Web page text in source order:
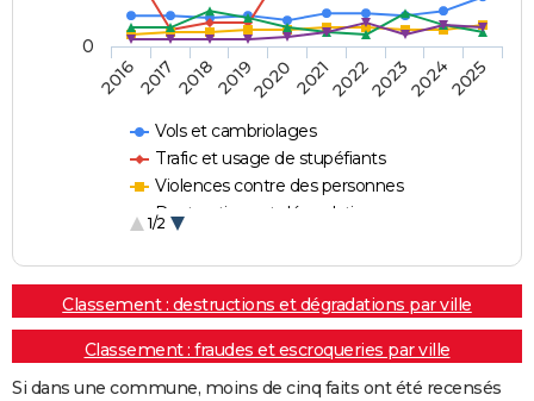
Vols et cambriolages
Trafic et usage de stupéfiants
Violences contre des personnes
Destructions et dégradations
1/2
2016201720182019202020212022202320242025
0
Classement : destructions et dégradations par ville
Classement : fraudes et escroqueries par ville
Si dans une commune, moins de cinq faits ont été recensés